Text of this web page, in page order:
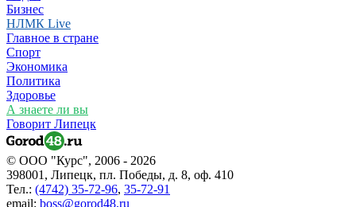
Бизнес
НЛМК Live
Главное в стране
Спорт
Экономика
Политика
Здоровье
А знаете ли вы
Говорит Липецк
© ООО "Курс", 2006 - 2026
398001, Липецк, пл. Победы, д. 8, оф. 410
Тел.: (4742) 35-72-96, 35-72-91
email: boss@gorod48.ru